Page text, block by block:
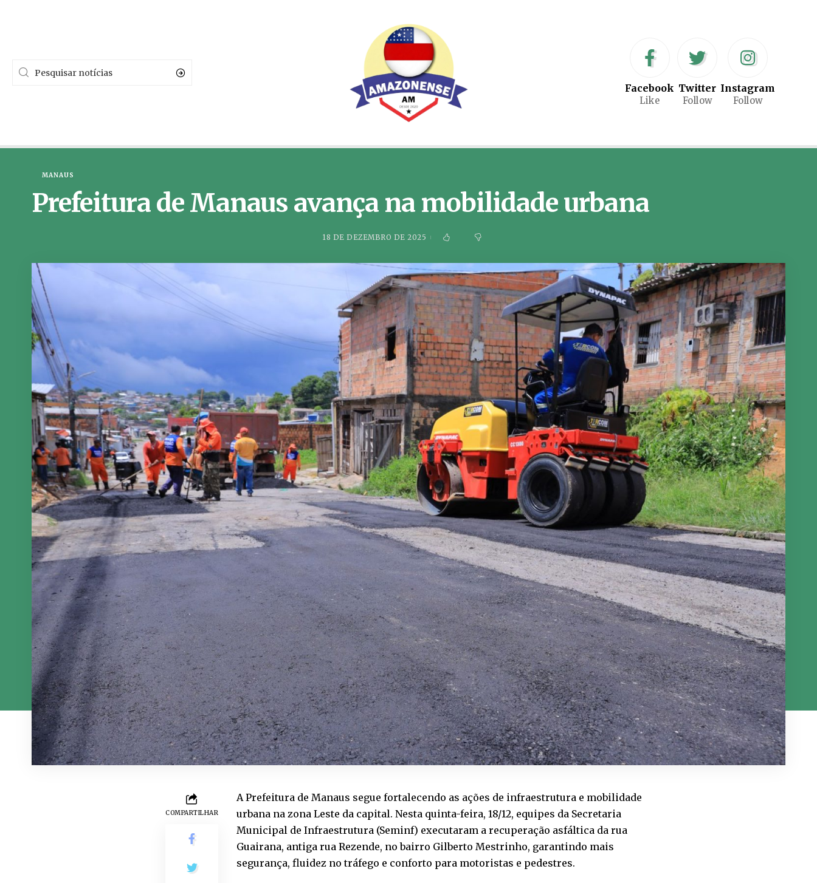
Facebook
Like
Twitter
Follow
Instagram
Follow
MANAUS
Prefeitura de Manaus avança na mobilidade urbana
18 DE DEZEMBRO DE 2025
COMPARTILHAR
A Prefeitura de Manaus segue fortalecendo as ações de infraestrutura e mobilidade
urbana na zona Leste da capital. Nesta quinta-feira, 18/12, equipes da Secretaria
Municipal de Infraestrutura (Seminf) executaram a recuperação asfáltica da rua
Guairana, antiga rua Rezende, no bairro Gilberto Mestrinho, garantindo mais
segurança, fluidez no tráfego e conforto para motoristas e pedestres.